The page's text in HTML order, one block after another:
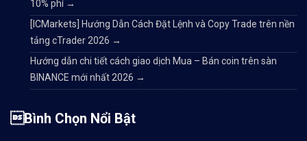
10% phí →
[ICMarkets] Hướng Dẫn Cách Đặt Lệnh và Copy Trade trên nền
tảng cTrader 2026 →
Hướng dẫn chi tiết cách giao dịch Mua – Bán coin trên sàn
BINANCE mới nhất 2026 →
Bình Chọn Nổi Bật